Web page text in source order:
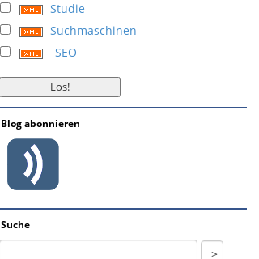
Studie
Suchmaschinen
SEO
Blog abonnieren
Suche